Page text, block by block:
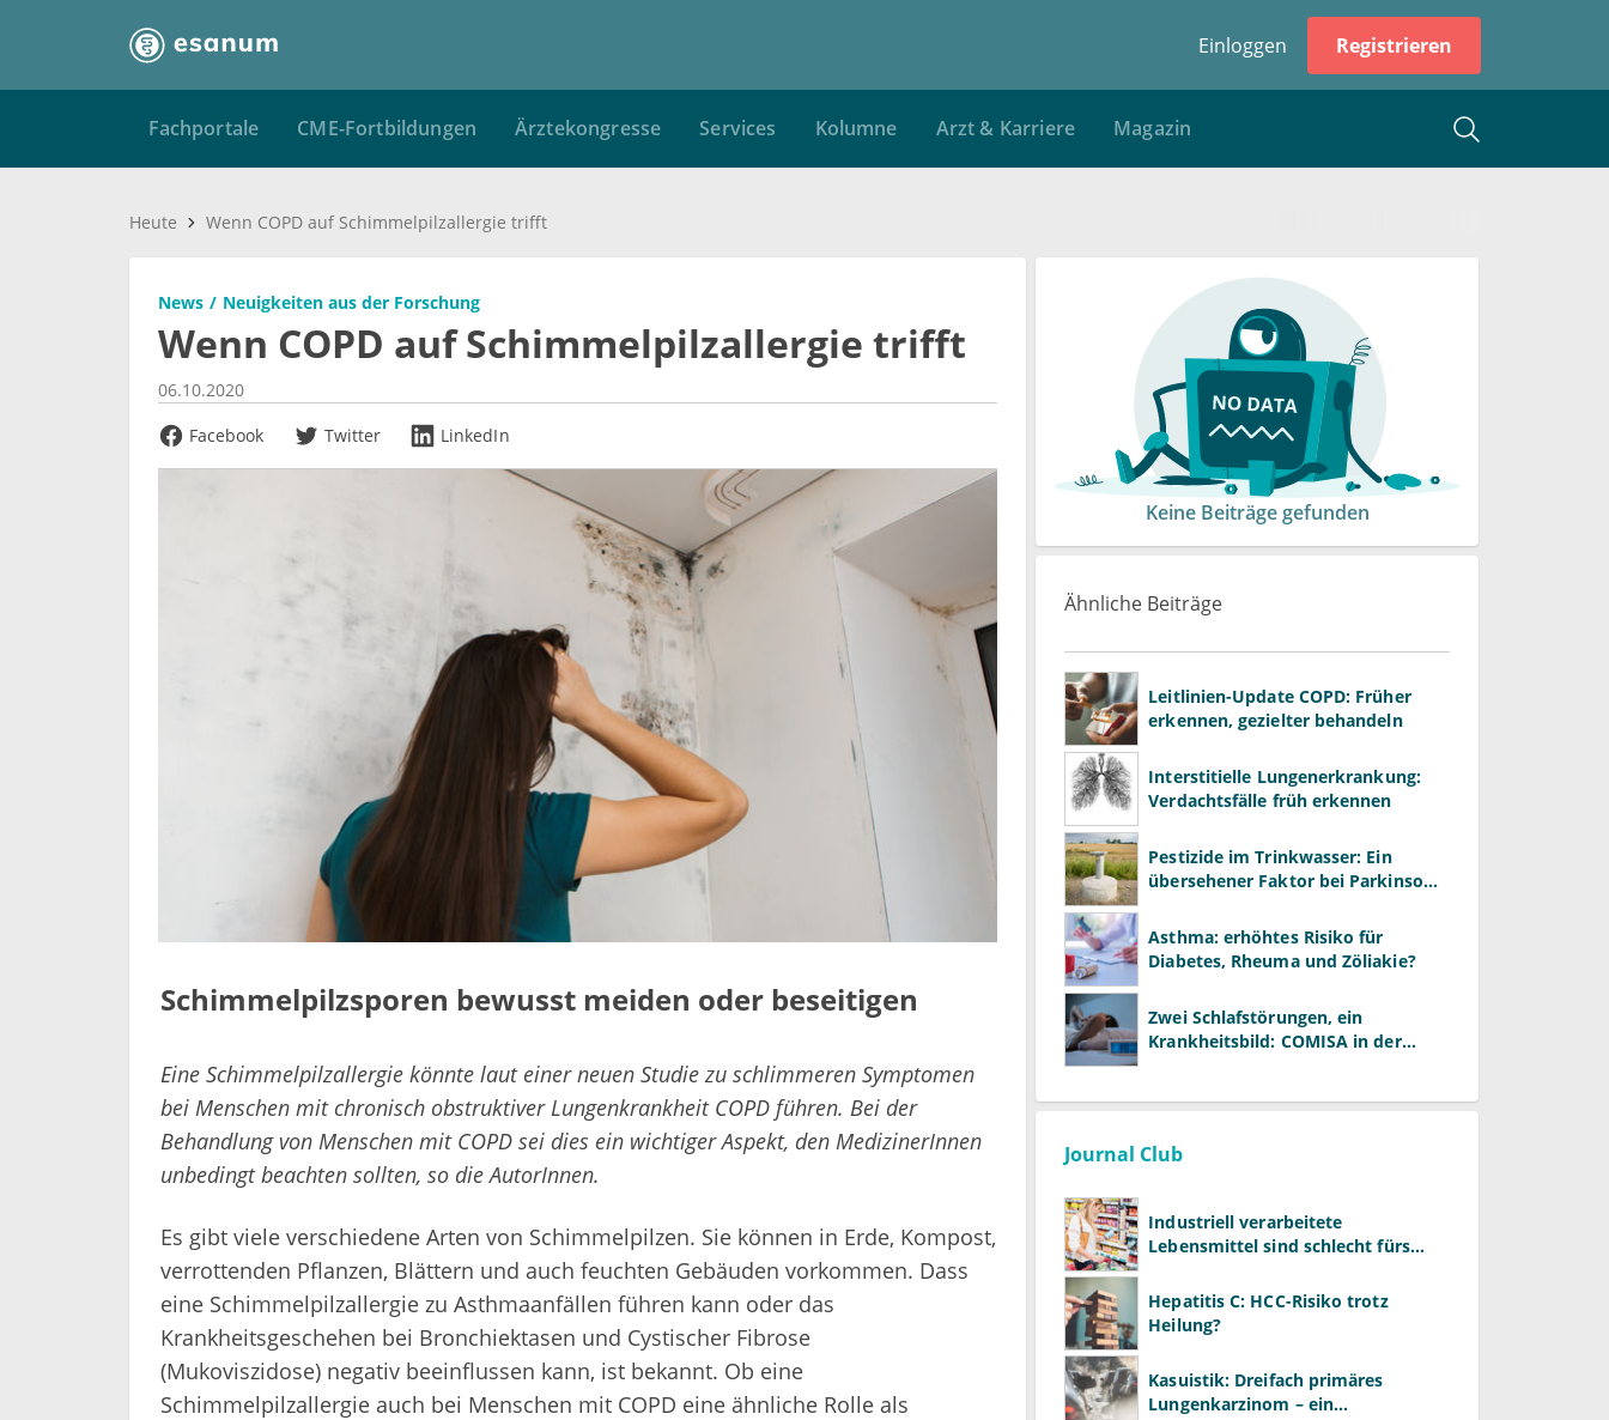
Einloggen Registrieren
Fachportale CME-Fortbildungen Ärztekongresse Services Kolumne Arzt & Karriere Magazin
Heute Wenn COPD auf Schimmelpilzallergie trifft
News Neuigkeiten aus der Forschung
Wenn COPD auf Schimmelpilzallergie trifft
06.10.2020
Facebook
Twitter LinkedIn
Schimmelpilzsporen bewusst meiden oder beseitigen
Eine Schimmelpilzallergie könnte laut einer neuen Studie zu schlimmeren Symptomen
bei Menschen mit chronisch obstruktiver Lungenkrankheit COPD führen. Bei der
Behandlung von Menschen mit COPD sei dies ein wichtiger Aspekt, den MedizinerInnen
unbedingt beachten sollten, so die AutorInnen.
Es gibt viele verschiedene Arten von Schimmelpilzen. Sie können in Erde, Kompost,
verrottenden Pflanzen, Blättern und auch feuchten Gebäuden vorkommen. Dass
eine Schimmelpilzallergie zu Asthmaanfällen führen kann oder das
Krankheitsgeschehen bei Bronchiektasen und Cystischer Fibrose
(Mukoviszidose) negativ beeinflussen kann, ist bekannt. Ob eine
Schimmelpilzallergie auch bei Menschen mit COPD eine ähnliche Rolle als
Keine Beiträge gefunden
Ähnliche Beiträge
Leitlinien-Update COPD: Früher
erkennen, gezielter behandeln
Interstitielle Lungenerkrankung:
Verdachtsfälle früh erkennen
Pestizide im Trinkwasser: Ein
übersehener Faktor bei Parkinson
Asthma: erhöhtes Risiko für
Diabetes, Rheuma und Zöliakie?
Zwei Schlafstörungen, ein
Krankheitsbild: COMISA in der
Journal Club
Industriell verarbeitete
Lebensmittel sind schlecht fürs
Hepatitis C: HCC-Risiko trotz
Heilung?
Kasuistik: Dreifach primäres
Lungenkarzinom – ein